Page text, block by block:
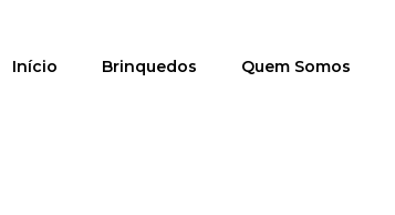
Início Brinquedos Quem Somos